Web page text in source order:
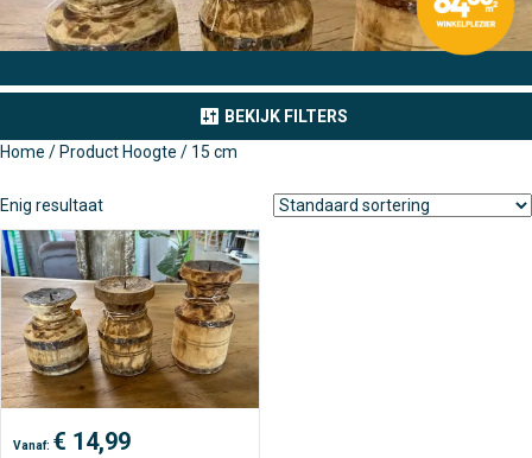
BEKIJK FILTERS
Home / Product Hoogte / 15 cm
Enig resultaat
Vanaf: € 14,99